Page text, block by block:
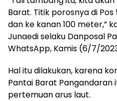
Barat. Titik porosnya di
dan ke kanan 100 meter,”
Junaedi selaku Danposal
WhatsApp, Kamis (6/7/
Hal itu dilakukan, karena
Pantai Barat
pertemuan arus laut.